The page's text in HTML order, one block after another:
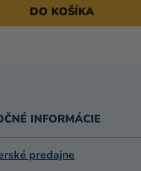
DO KOŠÍKA
INFORMÁCIE
predajne